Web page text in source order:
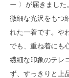
ー 〉が届きました。
微細な光沢をもつ
れた一着です。や
でも、重ね着にも
繊細な印象のテレ
ず、すっきりと上